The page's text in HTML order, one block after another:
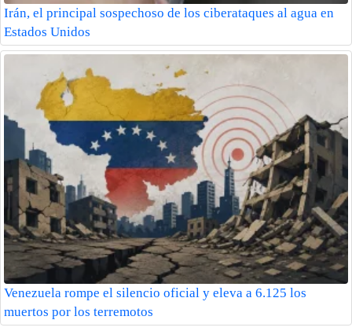
Irán, el principal sospechoso de los ciberataques al agua en
Estados Unidos
Venezuela rompe el silencio oficial y eleva a 6.125 los
muertos por los terremotos